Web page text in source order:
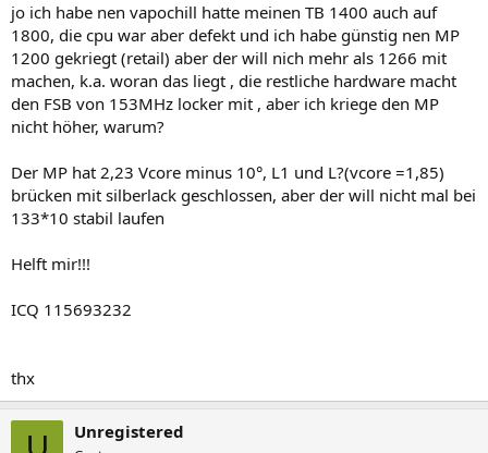
jo ich habe nen vapochill hatte meinen TB 1400 auch auf
1800, die cpu war aber defekt und ich habe günstig nen MP
1200 gekriegt (retail) aber der will nich mehr als 1266 mit
machen, k.a. woran das liegt , die restliche hardware macht
den FSB von 153MHz locker mit , aber ich kriege den MP
nicht höher, warum?
Der MP hat 2,23 Vcore minus 10°, L1 und L?(vcore =1,85)
brücken mit silberlack geschlossen, aber der will nicht mal bei
133*10 stabil laufen
Helft mir!!!
ICQ 115693232
thx
U Unregistered